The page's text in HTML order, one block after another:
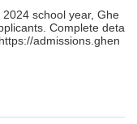
school year, Ghe
Complete deta
admissions.ghen